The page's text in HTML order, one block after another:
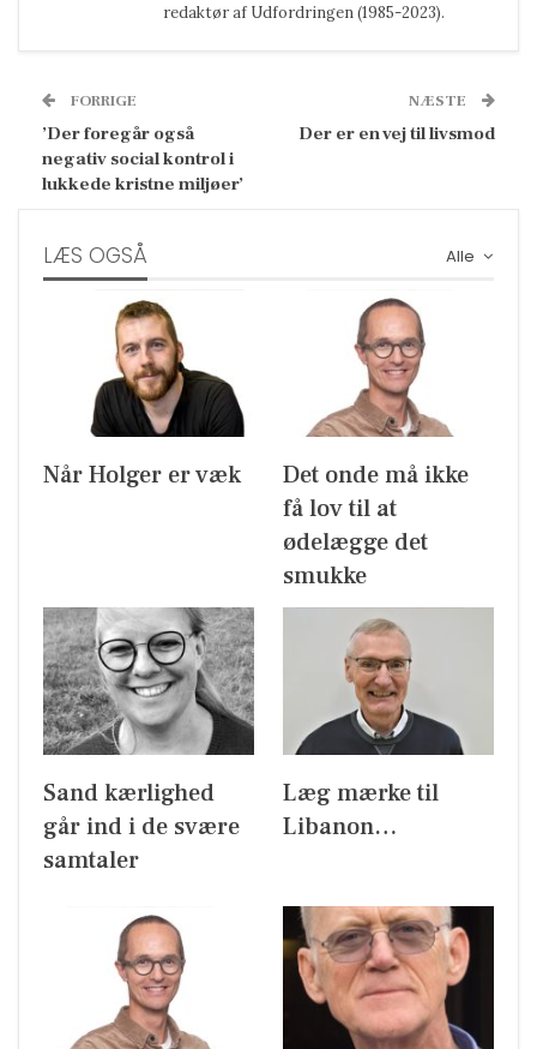
redaktør af Udfordringen (1985-2023).
FORRIGE
’Der foregår også
negativ social kontrol i
lukkede kristne miljøer’
NÆSTE
Der er en vej til livsmod
Alle
LÆS OGSÅ
Når Holger er væk
Det onde må ikke
få lov til at
ødelægge det
smukke
Sand kærlighed
går ind i de svære
samtaler
Læg mærke til
Libanon…